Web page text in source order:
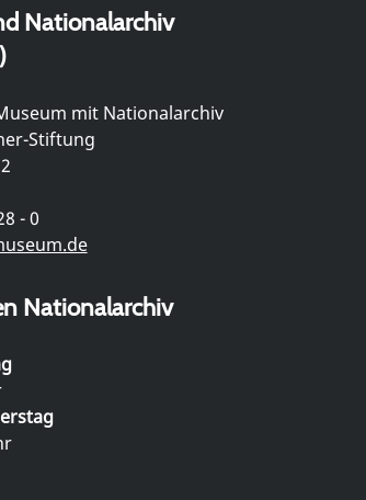
Nationalarchiv
mit Nationalarchiv
Stiftung
- 0
Nationalarchiv